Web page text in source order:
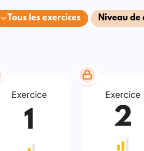
Tous les exercices Niveau de
Exercice
1
Exercice
2